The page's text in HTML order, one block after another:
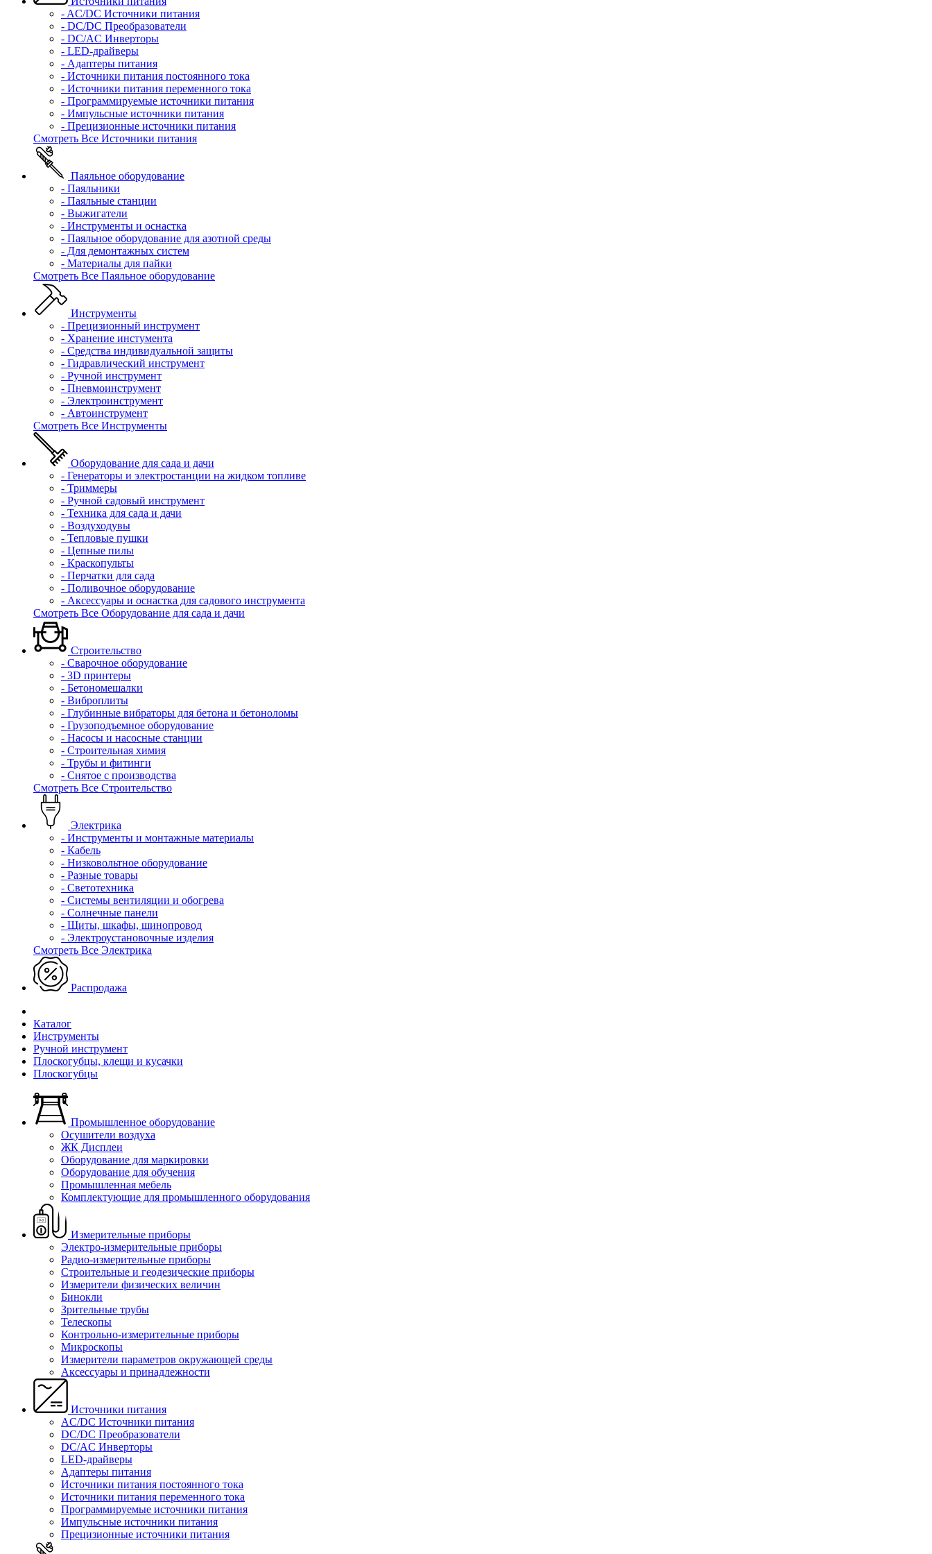
- AC/DC Источники питания
- DC/DC Преобразователи
- DC/AC Инверторы
- LED-драйверы
- Адаптеры питания
- Источники питания постоянного тока
- Источники питания переменного тока
- Программируемые источники питания
- Импульсные источники питания
- Прецизионные источники питания
Смотреть Все Источники питания
Паяльное оборудование
- Паяльники
- Паяльные станции
- Выжигатели
- Инструменты и оснастка
- Паяльное оборудование для азотной среды
- Для демонтажных систем
- Материалы для пайки
Смотреть Все Паяльное оборудование
Инструменты
- Прецизионный инструмент
- Хранение инстумента
- Средства индивидуальной защиты
- Гидравлический инструмент
- Ручной инструмент
- Пневмоинструмент
- Электроинструмент
- Автоинструмент
Смотреть Все Инструменты
Оборудование для сада и дачи
- Генераторы и электростанции на жидком топливе
- Триммеры
- Ручной садовый инструмент
- Техника для сада и дачи
- Воздуходувы
- Тепловые пушки
- Цепные пилы
- Краскопульты
- Перчатки для сада
- Поливочное оборудование
- Аксессуары и оснастка для садового инструмента
Смотреть Все Оборудование для сада и дачи
Строительство
- Сварочное оборудование
- 3D принтеры
- Бетономешалки
- Виброплиты
- Глубинные вибраторы для бетона и бетоноломы
- Грузоподъемное оборудование
- Насосы и насосные станции
- Строительная химия
- Трубы и фитинги
- Снятое с производства
Смотреть Все Строительство
Электрика
- Инструменты и монтажные материалы
- Кабель
- Низковольтное оборудование
- Разные товары
- Светотехника
- Системы вентиляции и обогрева
- Солнечные панели
- Щиты, шкафы, шинопровод
- Электроустановочные изделия
Смотреть Все Электрика
Распродажа
Каталог
Инструменты
Ручной инструмент
Плоскогубцы, клещи и кусачки
Плоскогубцы
Промышленное оборудование
Осушители воздуха
ЖК Дисплеи
Оборудование для маркировки
Оборудование для обучения
Промышленная мебель
Комплектующие для промышленного оборудования
Измерительные приборы
Электро-измерительные приборы
Радио-измерительные приборы
Строительные и геодезические приборы
Измерители физических величин
Бинокли
Зрительные трубы
Телескопы
Контрольно-измерительные приборы
Микроскопы
Измерители параметров окружающей среды
Аксессуары и принадлежности
Источники питания
AC/DC Источники питания
DC/DC Преобразователи
DC/AC Инверторы
LED-драйверы
Адаптеры питания
Источники питания постоянного тока
Источники питания переменного тока
Программируемые источники питания
Импульсные источники питания
Прецизионные источники питания